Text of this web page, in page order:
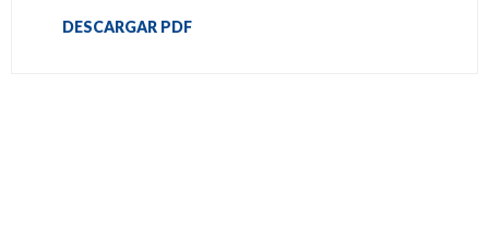
DESCARGAR PDF